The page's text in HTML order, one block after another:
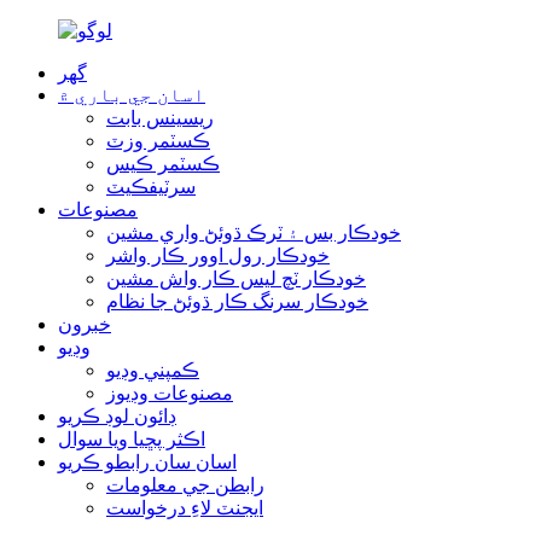
گھر
اسان جي باري ۾
ريسينس بابت
ڪسٽمر وزٽ
ڪسٽمر ڪيس
سرٽيفڪيٽ
مصنوعات
خودڪار بس ۽ ٽرڪ ڌوئڻ واري مشين
خودڪار رول اوور ڪار واشر
خودڪار ٽچ لیس ڪار واش مشين
خودڪار سرنگ ڪار ڌوئڻ جا نظام
خبرون
وڊيو
ڪمپني وڊيو
مصنوعات وڊيوز
ڊائون لوڊ ڪريو
اڪثر پڇيا ويا سوال
اسان سان رابطو ڪريو
رابطن جي معلومات
ايجنٽ لاءِ درخواست